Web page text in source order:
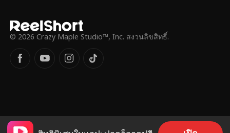
© 2026 Crazy Maple Studio™, Inc. สงวนลิขสิทธิ์.